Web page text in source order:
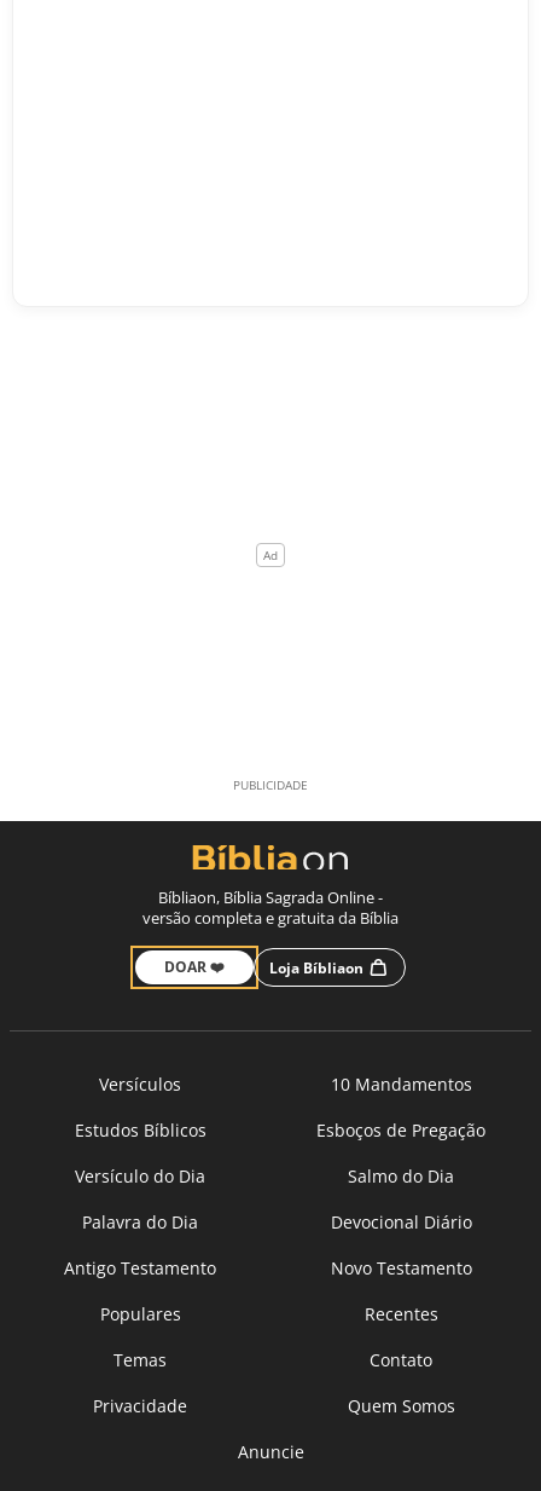
Bíbliaon, Bíblia Sagrada Online -
versão completa e gratuita da Bíblia
DOAR ❤️ Loja Bíbliaon
Versículos
10 Mandamentos
Estudos Bíblicos
Esboços de Pregação
Versículo do Dia
Salmo do Dia
Palavra do Dia
Devocional Diário
Antigo Testamento
Novo Testamento
Populares
Recentes
Temas
Contato
Privacidade
Quem Somos
Anuncie